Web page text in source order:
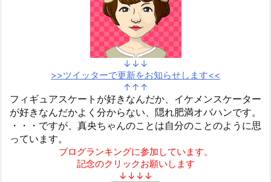
↓↓↓
>>ツイッターで更新をお知らせします<<
↑↑↑
フィギュアスケートが好きなんだか、イケメンスケーター
が好きなんだかよく分からない、隠れ肥満オバハンです。
・・・ですが、真央ちゃんのことは自分のことのように思
っています。
ブログランキングに参加しています。
記念のクリックお願いします
↓↓↓↓